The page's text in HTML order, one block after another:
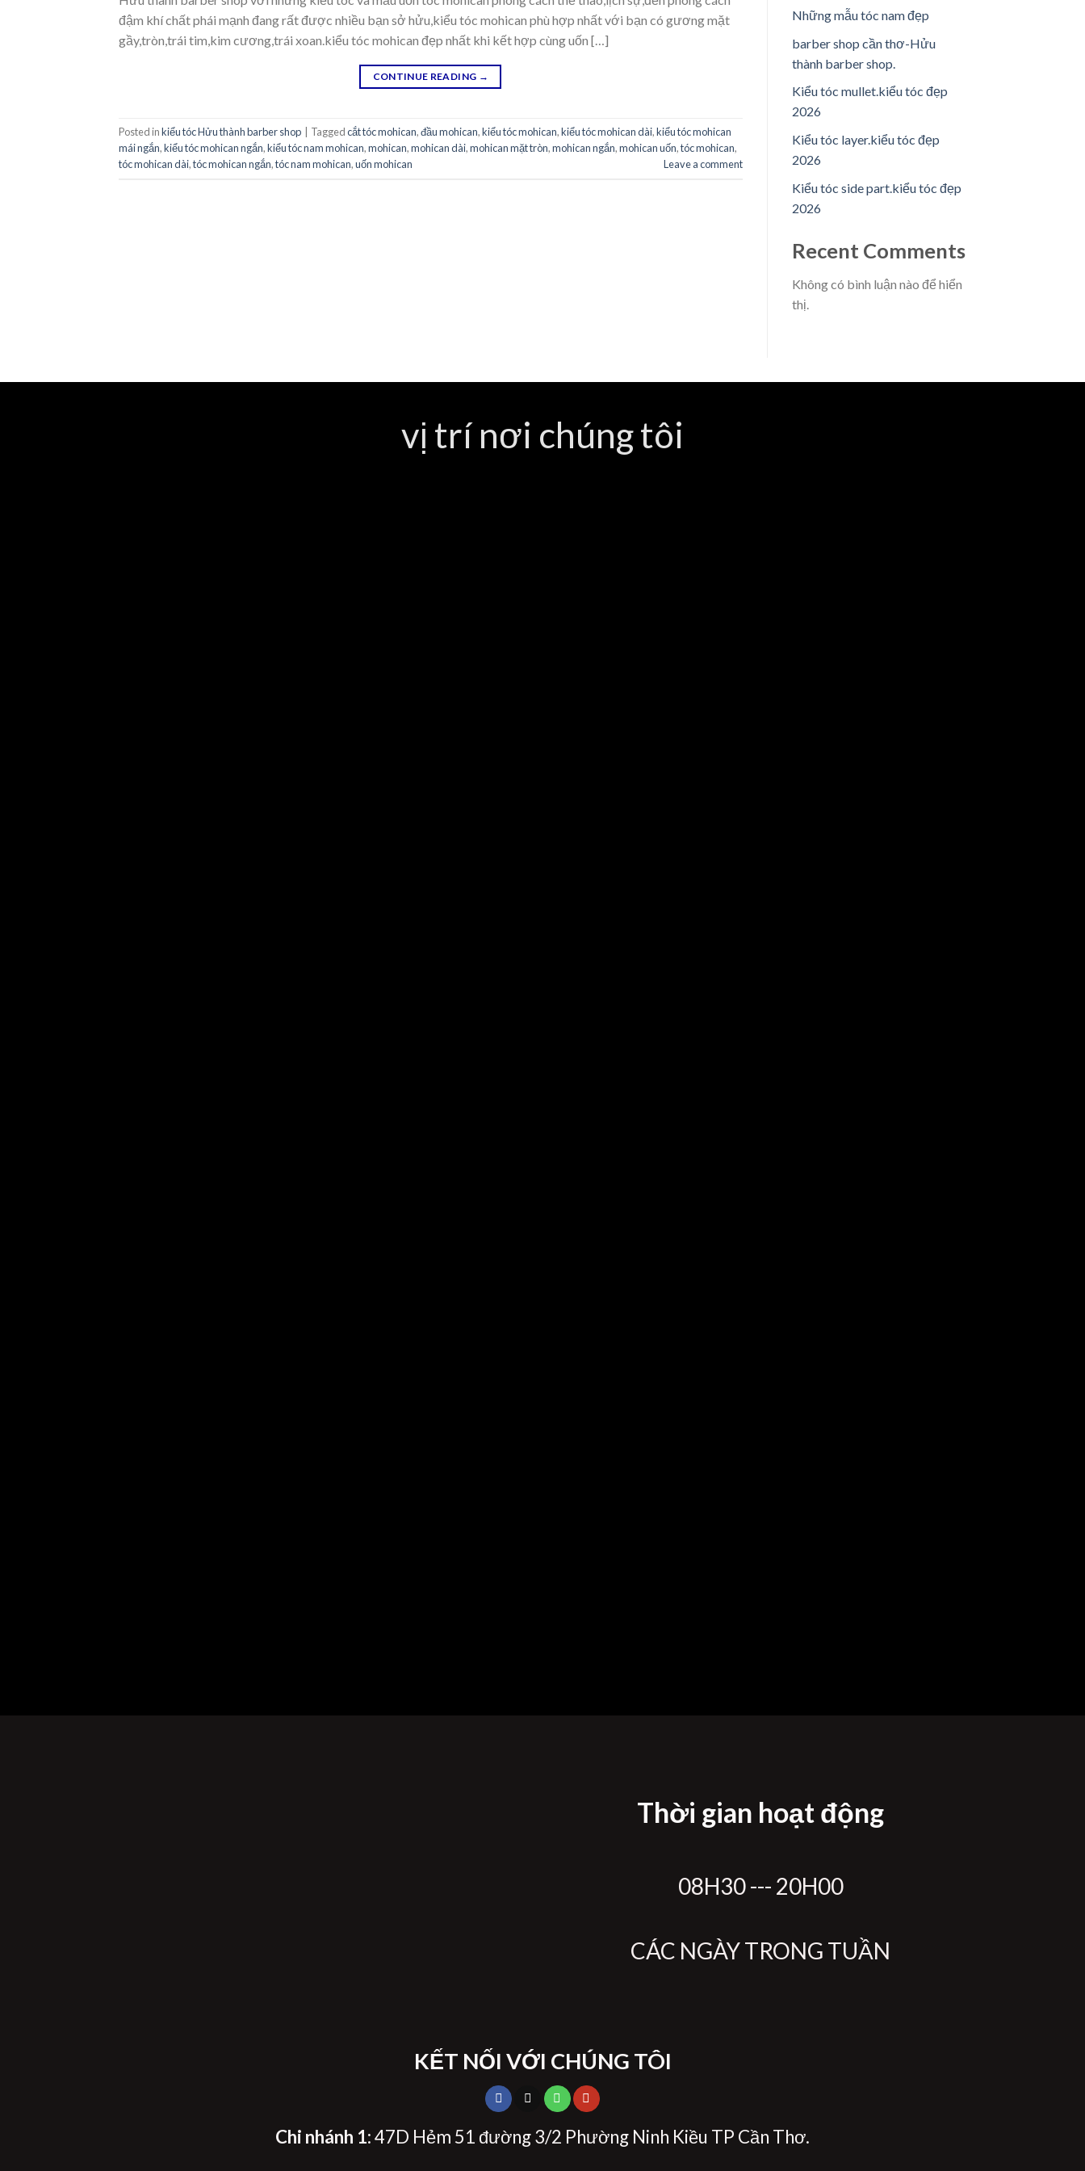
đậm khí chất phái mạnh đang rất được nhiều bạn sở hửu,kiểu tóc mohican phù hợp nhất với bạn có gương mặt
gầy,tròn,trái tim,kim cương,trái xoan.kiểu tóc mohican đẹp nhất khi kết hợp cùng uốn […]
CONTINUE READING →
Posted inkiểu tóc Hửu thành barber shop Taggedcắt tóc mohican,đầu mohican,kiểu tóc mohican,kiểu tóc mohican dài,kiểu tóc mohican
mái ngắn,kiểu tóc mohican ngắn,kiểu tóc nam mohican,mohican,mohican dài,mohican mặt tròn,mohican ngắn,mohican uốn,tóc mohican,
tóc mohican dài,tóc mohican ngắn,tóc nam mohican,uốn mohican Leave a comment
Những mẫu tóc nam đẹp
barber shop cần thơ-Hửu
thành barber shop.
Kiểu tóc mullet.kiểu tóc đẹp
2026
Kiểu tóc layer.kiểu tóc đẹp
2026
Kiểu tóc side part.kiểu tóc đẹp
2026
Recent Comments
Không có bình luận nào để hiển
thị.
vị trí nơi chúng tôi
Thời gian hoạt động
08H30 --- 20H00
CÁC NGÀY TRONG TUẦN
KẾT NỐI VỚI CHÚNG TÔI
Chi nhánh 1: 47D Hẻm 51 đường 3/2 Phường Ninh Kiều TP Cần Thơ.